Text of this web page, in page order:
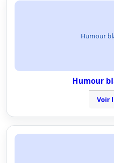
Humour
Humour
Voir